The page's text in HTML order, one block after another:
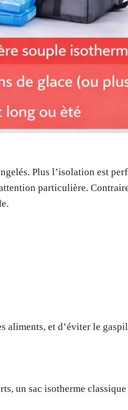
Plus l’isolation est
particulière.
aliments, et d’éviter le
un sac isotherme